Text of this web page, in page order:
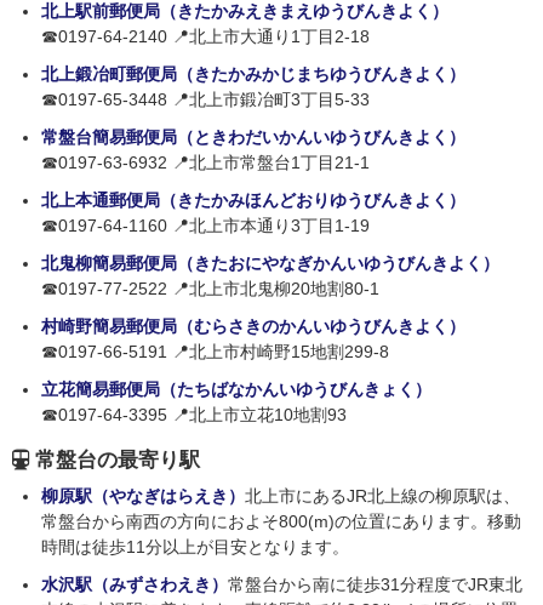
北上駅前郵便局（きたかみえきまえゆうびんきよく）
☎0197-64-2140 📍北上市大通り1丁目2-18
北上鍛冶町郵便局（きたかみかじまちゆうびんきよく）
☎0197-65-3448 📍北上市鍛冶町3丁目5-33
常盤台簡易郵便局（ときわだいかんいゆうびんきよく）
☎0197-63-6932 📍北上市常盤台1丁目21-1
北上本通郵便局（きたかみほんどおりゆうびんきよく）
☎0197-64-1160 📍北上市本通り3丁目1-19
北鬼柳簡易郵便局（きたおにやなぎかんいゆうびんきよく）
☎0197-77-2522 📍北上市北鬼柳20地割80-1
村崎野簡易郵便局（むらさきのかんいゆうびんきよく）
☎0197-66-5191 📍北上市村崎野15地割299-8
立花簡易郵便局（たちばなかんいゆうびんきょく）
☎0197-64-3395 📍北上市立花10地割93
常盤台の最寄り駅
柳原駅（やなぎはらえき） 北上市にあるJR北上線の柳原駅は、
常盤台から南西の方向におよそ800(m)の位置にあります。移動
時間は徒歩11分以上が目安となります。
水沢駅（みずさわえき） 常盤台から南に徒歩31分程度でJR東北